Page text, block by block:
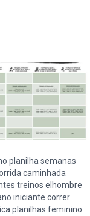
planilha semanas
caminhada
treinos elhombre
iniciante correr
planilhas feminino